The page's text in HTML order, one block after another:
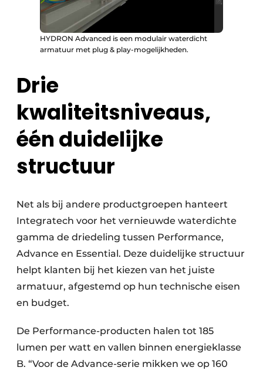
HYDRON Advanced is een modulair waterdicht
armatuur met plug & play-mogelijkheden.
Drie
kwaliteitsniveaus,
één duidelijke
structuur
Net als bij andere productgroepen hanteert
Integratech voor het vernieuwde waterdichte
gamma de driedeling tussen Performance,
Advance en Essential. Deze duidelijke structuur
helpt klanten bij het kiezen van het juiste
armatuur, afgestemd op hun technische eisen
en budget.
De Performance-producten halen tot 185
lumen per watt en vallen binnen energieklasse
B. “Voor de Advance-serie mikken we op 160